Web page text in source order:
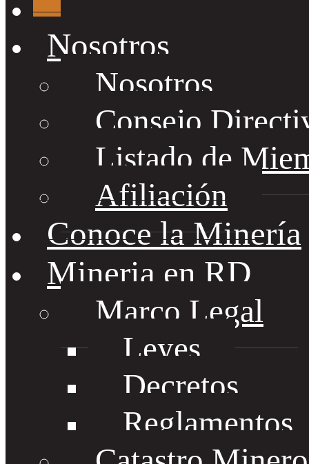
Nosotros
Nosotros
Consejo
Listado de
Afiliación
Conoce la Minería
Mineria en RD
Marco Legal
Leyes
Decretos
Reglamentos